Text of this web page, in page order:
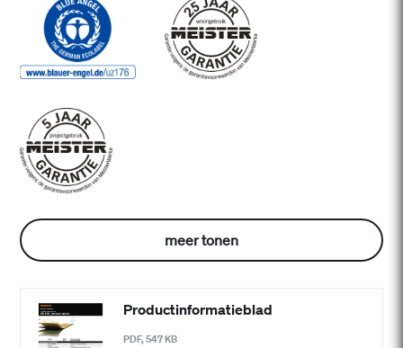
meer tonen
Productinformatieblad
PDF, 547 KB